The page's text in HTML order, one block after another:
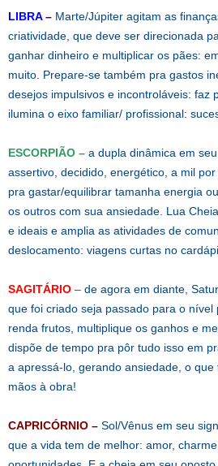
LIBRA – Marte/Júpiter agitam as
criatividade, que deve ser direcionada
ganhar dinheiro e multiplicar os pães:
muito. Prepare-se também pra gastos
desejos impulsivos e incontroláveis: faz
ilumina o eixo familiar/ profissional:
ESCORPIÃO – a dupla dinâmica em
assertivo, decidido, energético, a mil
pra gastar/equilibrar tamanha energia
os outros com sua ansiedade. Lua
e ideais e amplia as atividades de
deslocamento: viagens curtas no
SAGITÁRIO – de agora em diante,
que foi criado seja passado para o nível
renda frutos, multiplique os ganhos e
dispõe de tempo pra pôr tudo isso em
a apressá-lo, gerando ansiedade, o
mãos à obra!
CAPRICÓRNIO – Sol/Vênus em seu
que a vida tem de melhor: amor,